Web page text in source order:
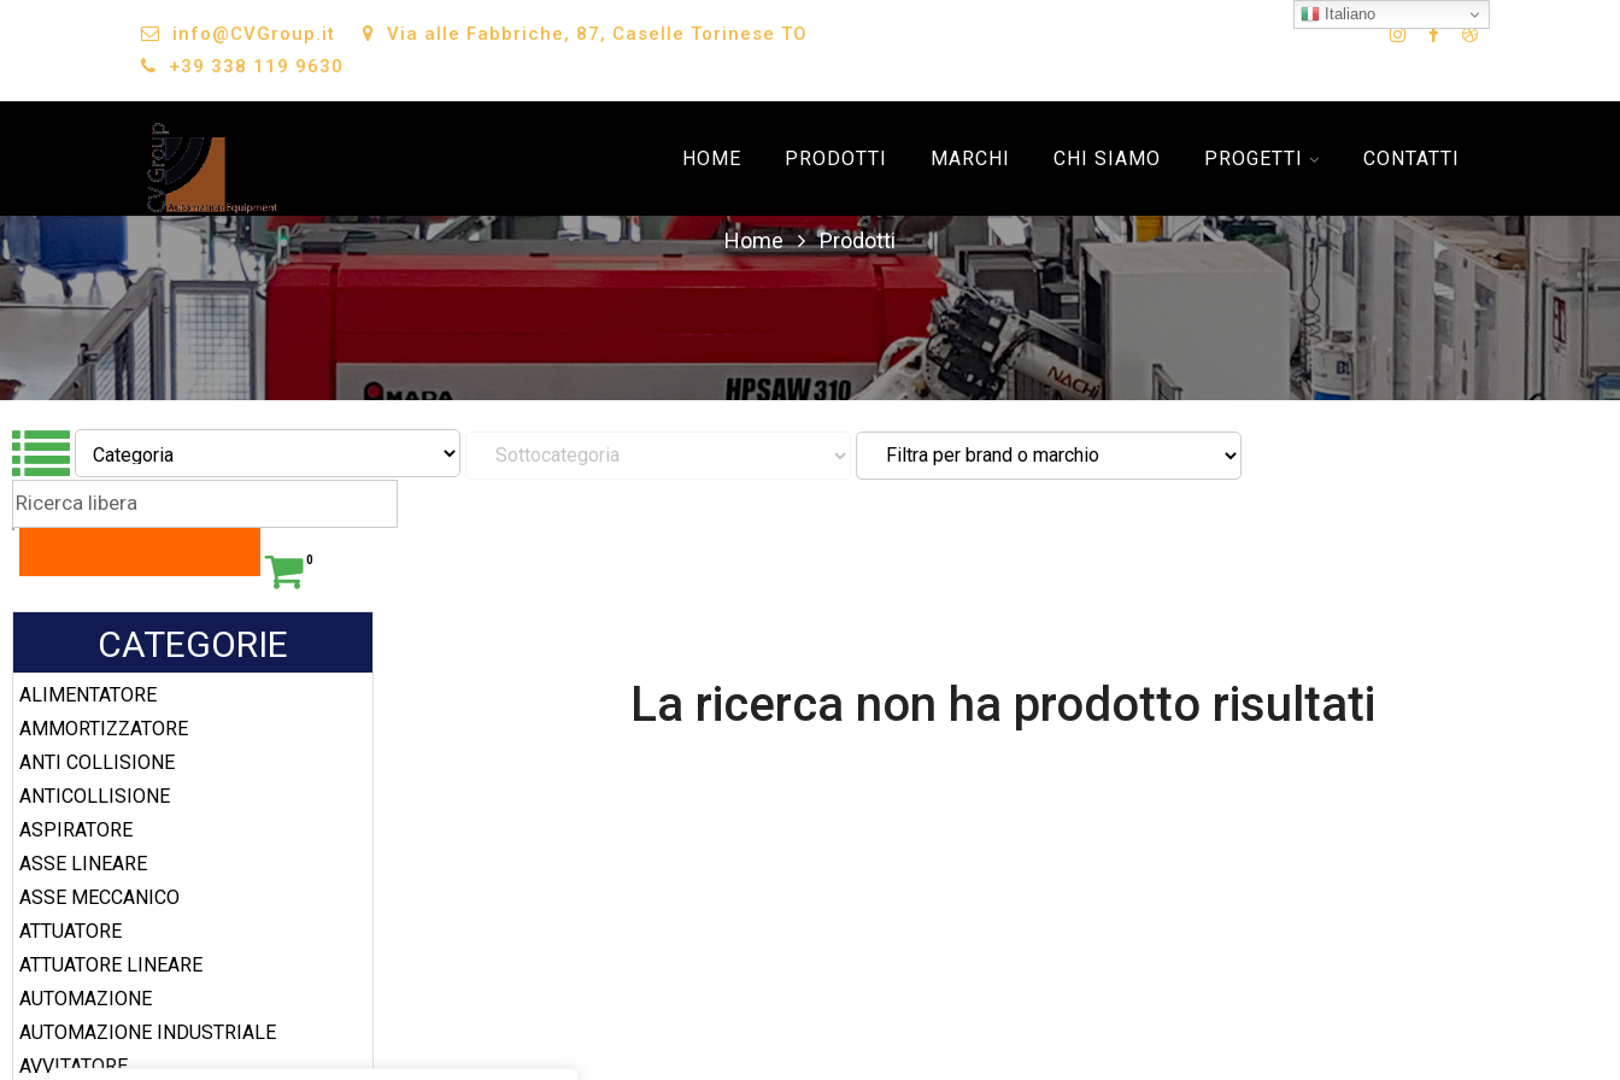
info@CVGroup.it
Via alle Fabbriche, 87, Caselle Torinese TO
+39 338 119 9630
HOME PRODOTTI MARCHI CHI SIAMO PROGETTI CONTATTI
Home Prodotti
0
CATEGORIE
ALIMENTATORE
AMMORTIZZATORE
ANTI COLLISIONE
ANTICOLLISIONE
ASPIRATORE
ASSE LINEARE
ASSE MECCANICO
ATTUATORE
ATTUATORE LINEARE
AUTOMAZIONE
AUTOMAZIONE INDUSTRIALE
AVVITATORE
La ricerca non ha prodotto risultati
Italiano